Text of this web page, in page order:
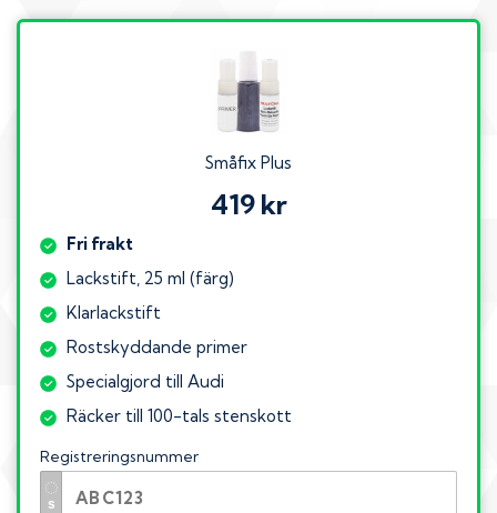
Småfix Plus
419 kr
Fri frakt
Lackstift, 25 ml (färg)
Klarlackstift
Rostskyddande primer
Specialgjord till Audi
Räcker till 100-tals stenskott
Registreringsnummer